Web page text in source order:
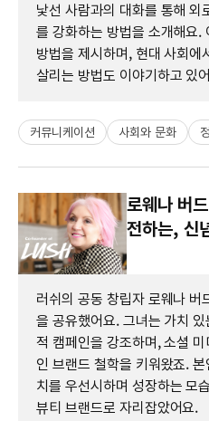
낯선 사람과의 대화를 통해 외
를 강화하는 방법을 소개해요.
방법을 제시하며, 현대 사회에
살리는 방법도 이야기하고 있
커뮤니케이션 사회와 문화
로웨나 버
전하는, 신
러쉬의 공동 창립자 로웨나 버
을 공유했어요. 그녀는 가치
적 캠페인을 강조하며, 소셜
인 브랜드 철학을 키워왔죠.
치를 우선시하며 성장하는 모
뷰티 브랜드로 자리잡았어요.